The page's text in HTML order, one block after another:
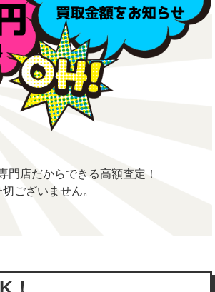
門店だからできる高額査定！
ございません。
！